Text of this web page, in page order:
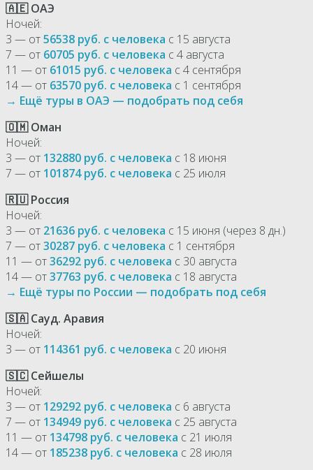
🇦🇪 ОАЭ
Ночей:
3 — от56538 руб. с человека с 15 августа
7 — от 60705 руб. с человека с 4 августа
11 — от 61015 руб. с человека с 4 сентября
14 — от 63570 руб. с человека с 1 сентября
→ Ещё туры в ОАЭ — подобрать под себя
🇴🇲 Оман
Ночей:
3 — от 132880 руб. с человека с 18 июня
7 — от 101874 руб. с человека с 25 июля
🇷🇺 Россия
Ночей:
3 — от 21636 руб. с человека с 15 июня (через 8 дн.)
7 — от30287 руб. с человека с 1 сентября
11 — от36292 руб. с человека с 30 августа
14 — от37763 руб. с человека с 18 августа
→ Ещё туры по России — подобрать под себя
🇸🇦 Сауд. Аравия
Ночей:
3 — от 114361 руб. с человека с 20 июня
🇸🇨 Сейшелы
Ночей:
3 — от 129292 руб. с человека с 6 августа
7 — от 134949 руб. с человека с 25 августа
11 — от 134798 руб. с человека с 21 июля
14 — от 185238 руб. с человека с 28 июля